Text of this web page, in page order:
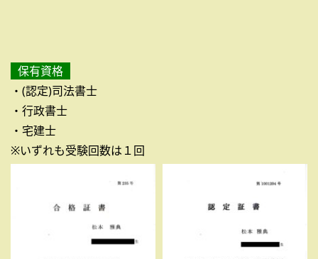
保有資格
・(認定)司法書士
・行政書士
・宅建士
※いずれも受験回数は１回